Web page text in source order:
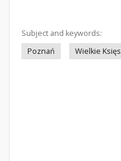
Subject and keywords:
Poznań
Wielkie